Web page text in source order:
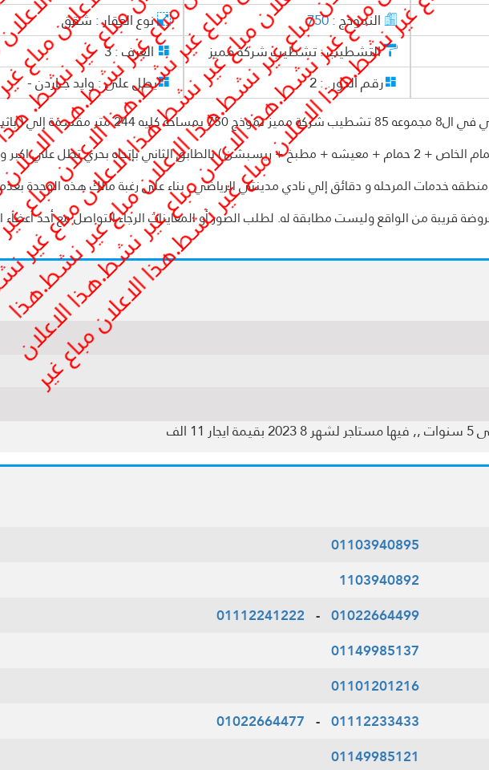
النموذج :750 نوع العقار :شقق
التشطيب :تشطيب شركة مميز الغرف :3
رقم الدور. :2 يطل على :وايد جـــاردن -
شقة للبيع بالتقسيط بمدينتي في ال8 مجموعه 85 تشطيب شركة مميز نموذج 750 بمساحه كليه 244 متر
غرفتين + غرفه ماستر روم بحمام الخاص + 2 حمام + معيشه + مطبخ + ريسبشن ) بالطابق الثاني بإتجاه بحري تطل علي
خدمات المرحله و دقائق إلي نادي مدينتي الرياضي . بناء على رغبة مالك هذه الوحدة
قريبة من الواقع وليست مطابقة له. لطلب الصور أو المعاينات الرجاء التواصل مع أحد أعضاء
01103940895
1103940892
01022664499
-
01112241222
01149985137
01101201216
01112233433
-
01022664477
01149985121